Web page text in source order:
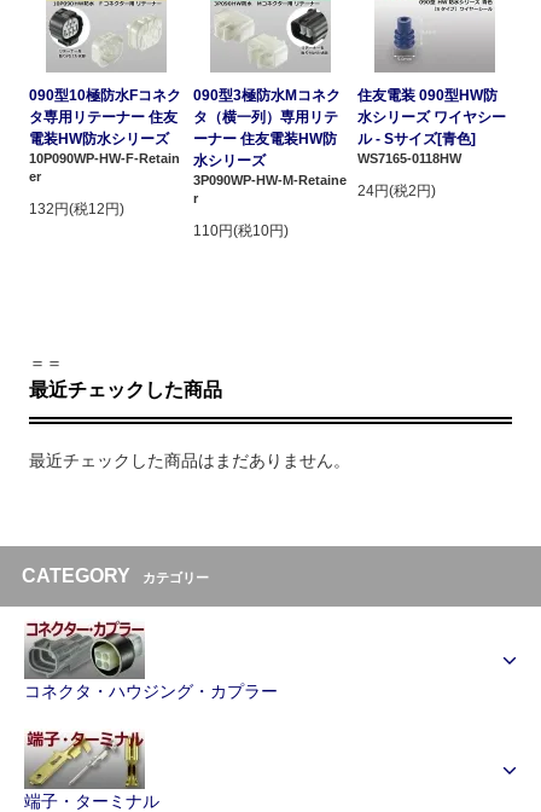
090型10極防水Fコネク
タ専用リテーナー 住友
電装HW防水シリーズ
10P090WP-HW-F-Retain
er
132円(税12円)
090型3極防水Mコネク
タ（横一列）専用リテ
ーナー 住友電装HW防
水シリーズ
3P090WP-HW-M-Retaine
r
110円(税10円)
住友電装 090型HW防
水シリーズ ワイヤシー
ル - Sサイズ[青色]
WS7165-0118HW
24円(税2円)
＝＝
最近チェックした商品
最近チェックした商品はまだありません。
CATEGORY カテゴリー
コネクタ・ハウジング・カプラー
端子・ターミナル